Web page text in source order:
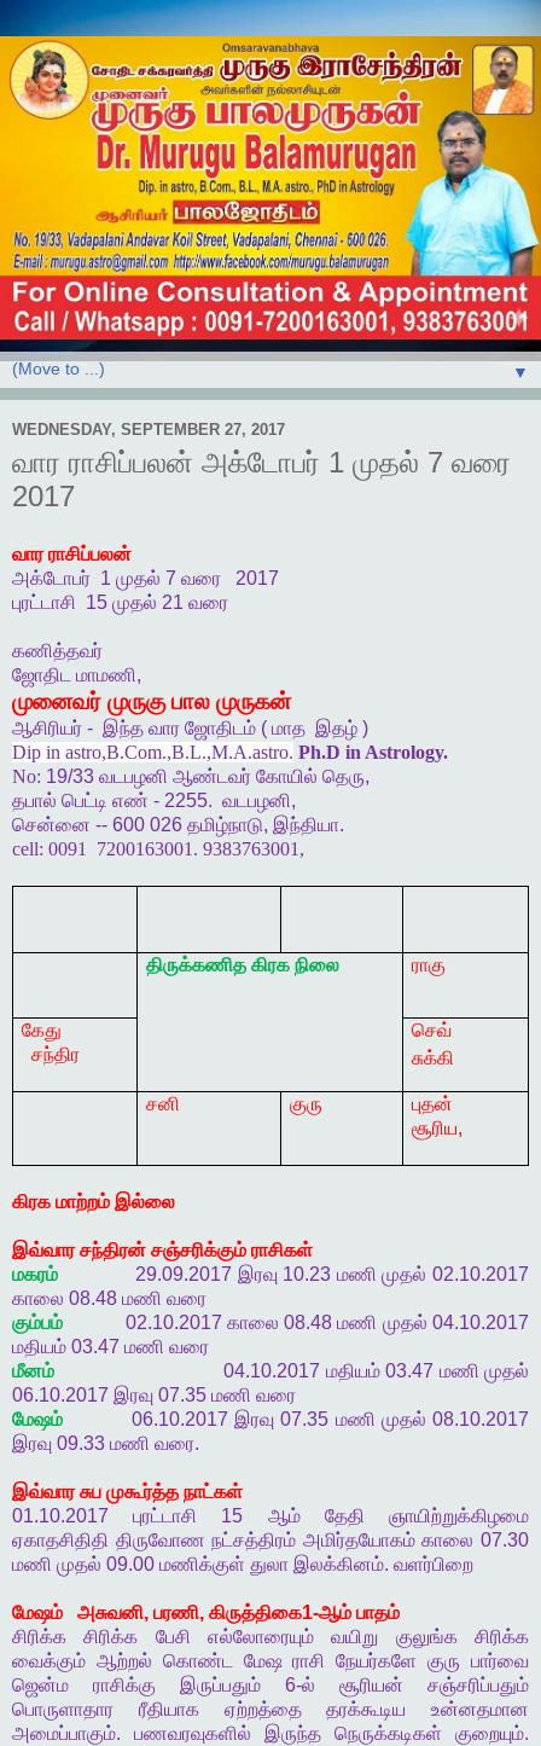
▼
WEDNESDAY, SEPTEMBER 27, 2017
வார ராசிப்பலன் அக்டோபர் 1 முதல் 7 வரை
2017
வார ராசிப்பலன்
அக்டோபர் 1 முதல் 7 வரை 2017
புரட்டாசி
15 முதல் 21 வரை
கணித்தவர்
ஜோதிட
மாமணி,
முனைவர் முருகு பால முருகன்
ஆசிரியர் - இந்த வார ஜோதிடம் ( மாத இதழ் )
Dip in astro,B.Com.,B.L.,M.A.astro. Ph.D in Astrology.
No: 19/33 வடபழனி ஆண்டவர் கோயில் தெரு,
தபால் பெட்டி எண் - 2255. வடபழனி,
சென்னை -- 600 026 தமிழ்நாடு, இந்தியா.
cell: 0091 7200163001. 9383763001,
திருக்கணித கிரக நிலை ராகு
கேது
சந்திர
செவ்
சுக்கி
சனி குரு
புதன்
சூரிய,
கிரக மாற்றம் இல்லை
இவ்வார சந்திரன் சஞ்சரிக்கும் ராசிகள்
மகரம் 29.09.2017 இரவு 10.23 மணி முதல் 02.10.2017
காலை 08.48 மணி வரை
கும்பம் 02.10.2017 காலை 08.48மணி முதல் 04.10.2017
மதியம் 03.47 மணி வரை
மீனம்
04.10.2017 மதியம்03.47 மணி முதல்
06.10.2017 இரவு 07.35 மணி வரை
மேஷம்
06.10.2017 இரவு 07.35 மணி முதல் 08.10.2017
இரவு 09.33 மணி வரை.
இவ்வார சுப முகூர்த்த நாட்கள்
01.10.2017புரட்டாசி 15 ஆம் தேதி
ஞாயிற்றுக்கிழமை
ஏகாதசிதிதி திருவோண நட்சத்திரம் அமிர்தயோகம் காலை 07.30
மணி முதல் 09.00 மணிக்குள் துலா இலக்கினம். வளர்பிறை
மேஷம் அசுவனி, பரணி, கிருத்திகை1-ஆம் பாதம்
சிரிக்க
சிரிக்க பேசி எல்லோரையும் வயிறு குலுங்க
சிரிக்க
வைக்கும் ஆற்றல் கொண்ட மேஷ ராசி நேயர்களே குரு பார்வை
ஜென்ம
ராசிக்கு இருப்பதும் 6-ல் சூரியன்
சஞ்சரிப்பதும்
பொருளாதார
ரீதியாக ஏற்றத்தை தரக்கூடிய
உன்னதமான
அமைப்பாகும். பணவரவுகளில் இருந்த நெருக்கடிகள் குறையும்.